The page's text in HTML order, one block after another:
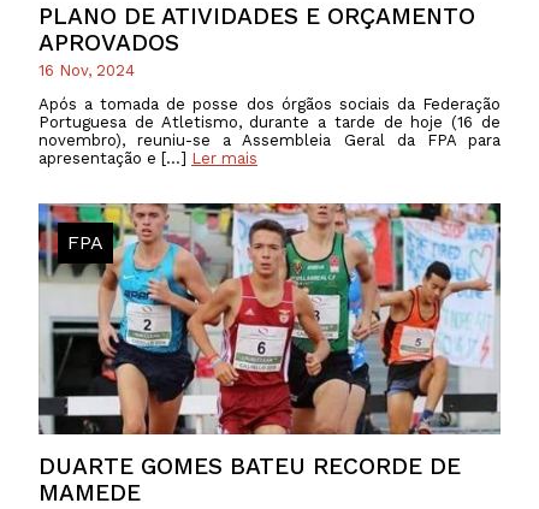
PLANO DE ATIVIDADES E ORÇAMENTO
APROVADOS
16 Nov, 2024
Após a tomada de posse dos órgãos sociais da Federação
Portuguesa de Atletismo, durante a tarde de hoje (16 de
novembro), reuniu-se a Assembleia Geral da FPA para
apresentação e […] Ler mais
DUARTE GOMES BATEU RECORDE DE
MAMEDE
FPA